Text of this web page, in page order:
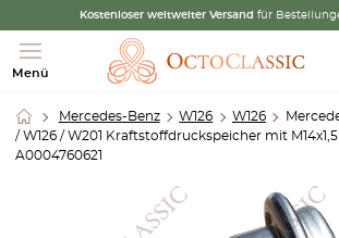
Kostenloser weltweiter Versand für
Menü
Mercedes-Benz W126 W126
/ W126 / W201 Kraftstoffdruckspeicher mit
A0004760621